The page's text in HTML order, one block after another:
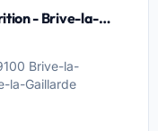
- Brive-la-
Brive-la-
la-Gaillarde